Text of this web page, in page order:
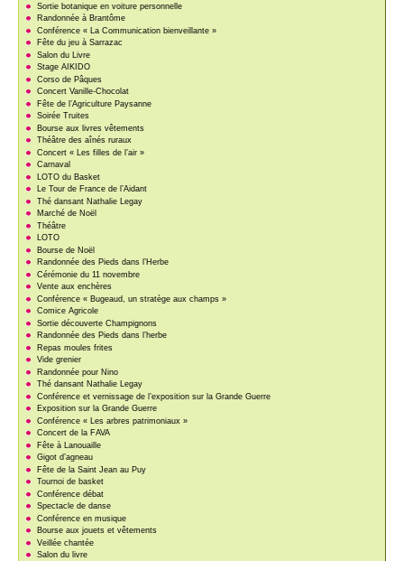
Sortie botanique en voiture personnelle
Randonnée à Brantôme
Conférence « La Communication bienveillante »
Fête du jeu à Sarrazac
Salon du Livre
Stage AIKIDO
Corso de Pâques
Concert Vanille-Chocolat
Fête de l’Agriculture Paysanne
Soirée Truites
Bourse aux livres vêtements
Théâtre des aînés ruraux
Concert « Les filles de l’air »
Carnaval
LOTO du Basket
Le Tour de France de l’Aidant
Thé dansant Nathalie Legay
Marché de Noël
Théâtre
LOTO
Bourse de Noël
Randonnée des Pieds dans l’Herbe
Cérémonie du 11 novembre
Vente aux enchères
Conférence « Bugeaud, un stratège aux champs »
Comice Agricole
Sortie découverte Champignons
Randonnée des Pieds dans l’herbe
Repas moules frites
Vide grenier
Randonnée pour Nino
Thé dansant Nathalie Legay
Conférence et vernissage de l’exposition sur la Grande Guerre
Exposition sur la Grande Guerre
Conférence « Les arbres patrimoniaux »
Concert de la FAVA
Fête à Lanouaille
Gigot d’agneau
Fête de la Saint Jean au Puy
Tournoi de basket
Conférence débat
Spectacle de danse
Conférence en musique
Bourse aux jouets et vêtements
Veillée chantée
Salon du livre